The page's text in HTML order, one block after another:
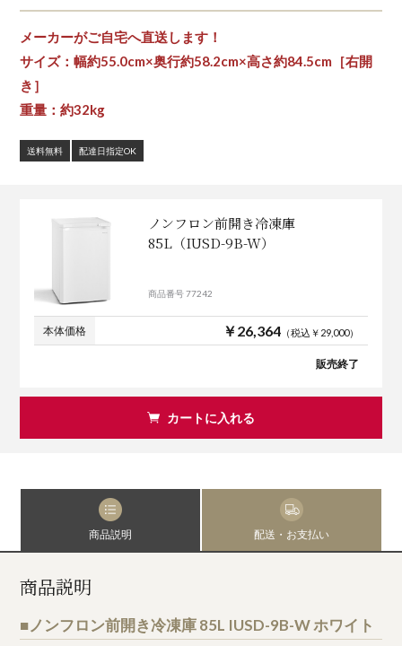
メーカーがご自宅へ直送します！
サイズ：幅約55.0cm×奥行約58.2cm×高さ約84.5cm［右開
き］
重量：約32kg
送料無料 配達日指定OK
ノンフロン前開き冷凍庫
85L（IUSD-9B-W）
商品番号 77242
本体価格 ￥26,364（税込￥29,000）
販売終了
カートに入れる
商品説明 配送・お支払い
商品説明
■ノンフロン前開き冷凍庫 85L IUSD-9B-W ホワイト